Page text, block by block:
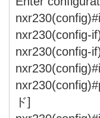
nxr230(config-
nxr230(config-
ド]